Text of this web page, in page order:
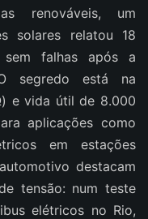
renováveis, um
solares relatou 18
sem falhas após a
segredo está na
e vida útil de 8.000
aplicações como
em estações
destacam
tensão: num teste
elétricos no Rio,